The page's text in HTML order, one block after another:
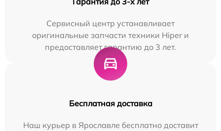
Сервисный центр устанавливает
оригинальные запчасти техники Hiper и
предоставляет гарантию до 3 лет.
Бесплатная доставка
Наш курьер в Ярославле бесплатно доставит